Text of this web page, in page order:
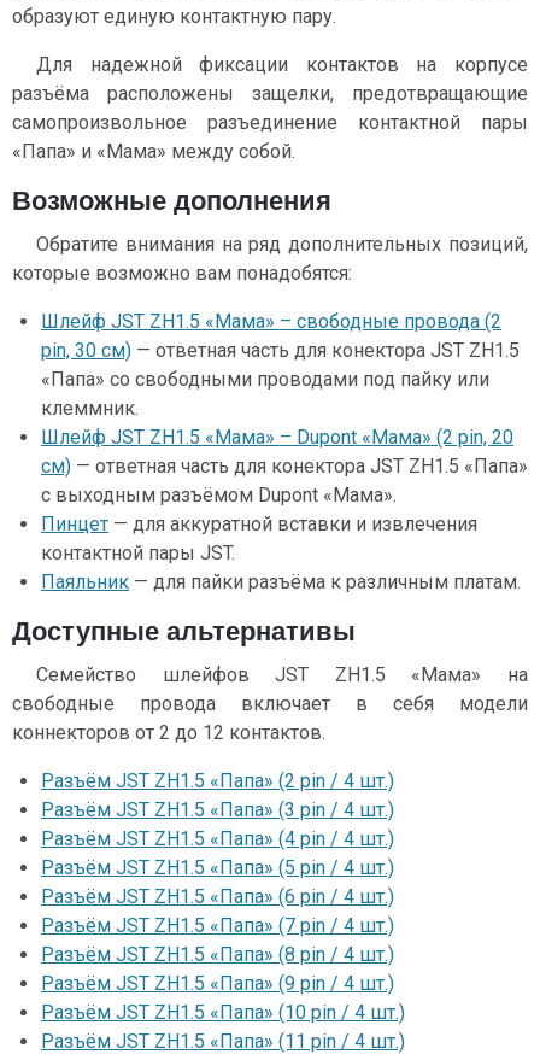
образуют единую контактную пару.
Для надежной фиксации контактов на корпусе
разъёма расположены защелки, предотвращающие
самопроизвольное разъединение контактной пары
«Папа» и «Мама» между собой.
Возможные дополнения
Обратите внимания на ряд дополнительных позиций,
которые возможно вам понадобятся:
Шлейф JST ZH1.5 «Мама» – свободные провода (2
pin, 30 см) — ответная часть для конектора JST ZH1.5
«Папа» со свободными проводами под пайку или
клеммник.
Шлейф JST ZH1.5 «Мама» – Dupont «Мама» (2 pin, 20
см) — ответная часть для конектора JST ZH1.5 «Папа»
с выходным разъёмом Dupont «Мама».
Пинцет — для аккуратной вставки и извлечения
контактной пары JST.
Паяльник — для пайки разъёма к различным платам.
Доступные альтернативы
Семейство шлейфов JST ZH1.5 «Мама» на
свободные провода включает в себя модели
коннекторов от 2 до 12 контактов.
Разъём JST ZH1.5 «Папа» (2 pin / 4 шт.)
Разъём JST ZH1.5 «Папа» (3 pin / 4 шт.)
Разъём JST ZH1.5 «Папа» (4 pin / 4 шт.)
Разъём JST ZH1.5 «Папа» (5 pin / 4 шт.)
Разъём JST ZH1.5 «Папа» (6 pin / 4 шт.)
Разъём JST ZH1.5 «Папа» (7 pin / 4 шт.)
Разъём JST ZH1.5 «Папа» (8 pin / 4 шт.)
Разъём JST ZH1.5 «Папа» (9 pin / 4 шт.)
Разъём JST ZH1.5 «Папа» (10 pin / 4 шт.)
Разъём JST ZH1.5 «Папа» (11 pin / 4 шт.)